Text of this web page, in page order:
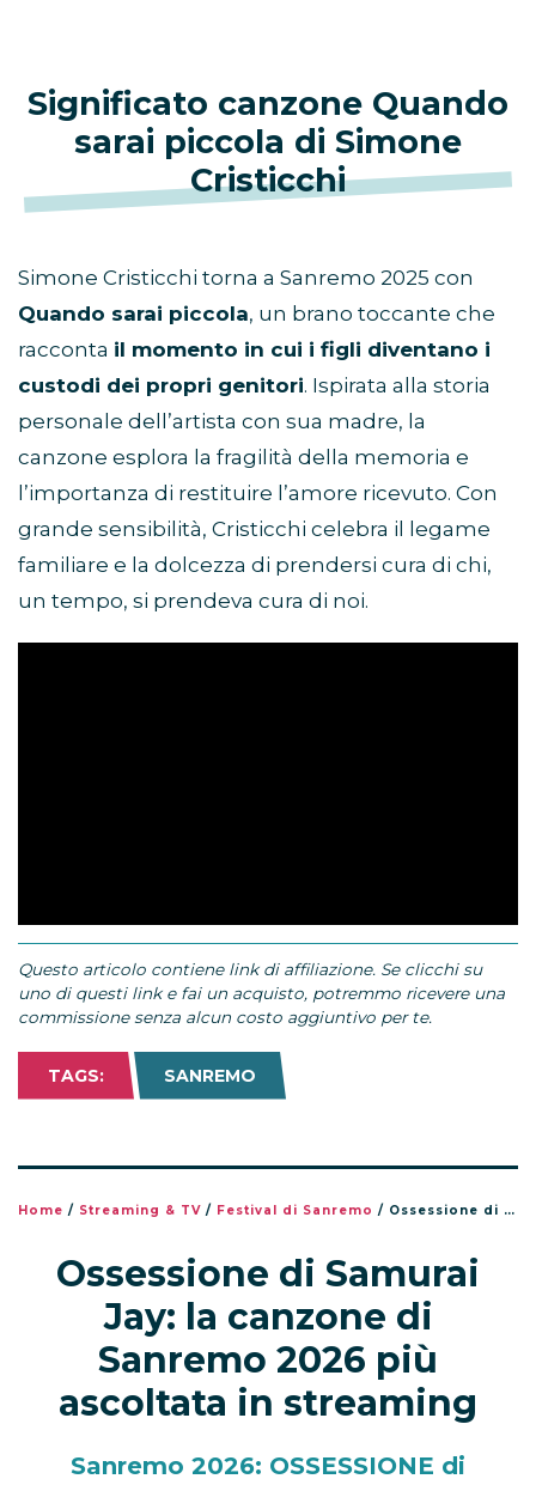
Significato canzone Quando
sarai piccola di Simone
Cristicchi
Simone Cristicchi torna a Sanremo 2025 con
Quando sarai piccola, un brano toccante che
racconta il momento in cui i figli diventano i
custodi dei propri genitori. Ispirata alla storia
personale dell’artista con sua madre, la
canzone esplora la fragilità della memoria e
l’importanza di restituire l’amore ricevuto. Con
grande sensibilità, Cristicchi celebra il legame
familiare e la dolcezza di prendersi cura di chi,
un tempo, si prendeva cura di noi.
Questo articolo contiene link di affiliazione. Se clicchi su
uno di questi link e fai un acquisto, potremmo ricevere una
commissione senza alcun costo aggiuntivo per te.
TAGS: SANREMO
Home / Streaming & TV / Festival di Sanremo / Ossessione di Samurai Jay: la canzone di Sanremo 2026 più ascoltata in streaming
Ossessione di Samurai
Jay: la canzone di
Sanremo 2026 più
ascoltata in streaming
Sanremo 2026: OSSESSIONE di